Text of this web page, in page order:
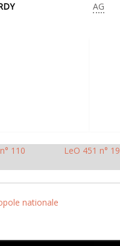
AG
110 LeO 451 n° 19
nationale